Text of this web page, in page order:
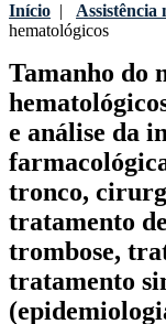
Início | Assistência
hematológicos
Tamanho do
e análise da
tronco,
tratamento
trombose,
tratamento